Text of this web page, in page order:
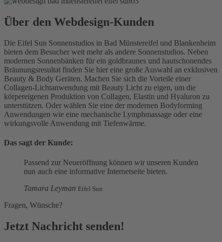
Über den Webdesign-Kunden
Die Eifel Sun Sonnenstudios in Bad Münstereifel und Blankenheim
bieten dem Besucher weit mehr als andere Sonnenstudios. Neben
modernen Sonnenbänken für ein goldbraunes und hautschonendes
Bräunungsresultat finden Sie hier eine große Auswahl an exklusiven
Beauty & Body Geräten. Machen Sie sich die Vorteile einer
Collagen-Lichtanwendung mit Beauty Licht zu eigen, um die
körpereigenen Produktion von Collagen, Elastin und Hyaluron zu
unterstützen. Oder wählen Sie eine der modernen Bodyforming
Anwendungen wie eine mechanische Lymphmassage oder eine
wirkungsvolle Anwendung mit Tiefenwärme.
Das sagt der Kunde:
Passend zur Neueröffnung können wir unseren Kunden
nun auch eine informative Internetseite bieten.
Tamara Leyman Eifel Sun
Fragen, Wünsche?
Jetzt Nachricht senden!